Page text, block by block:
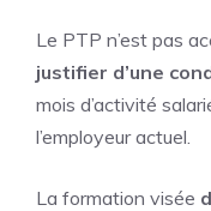
Le PTP n’est pas
justifier d’une
mois d’activité
l’employeur actuel.
La formation visée